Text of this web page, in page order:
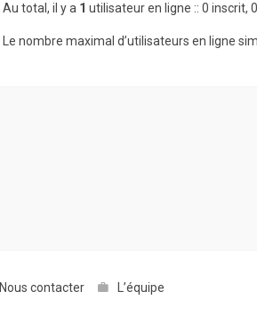
Au total, il y a 1 utilisateur en ligne :: 0 inscrit,
Le nombre maximal d’utilisateurs en ligne
Nous contacter L’équipe